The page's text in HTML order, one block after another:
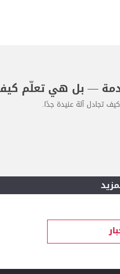
— بل هي تعلّم
تجادل آلة عنيدة جدًا.